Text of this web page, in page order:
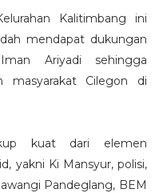
Kalitimbang ini
mendapat dukungan
Ariyadi sehingga
masyarakat Cilegon di
kuat dari elemen
yakni Ki Mansyur, polisi,
Pandeglang, BEM